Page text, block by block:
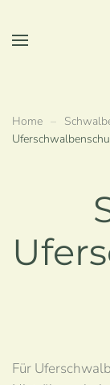
Zum
Home
Für